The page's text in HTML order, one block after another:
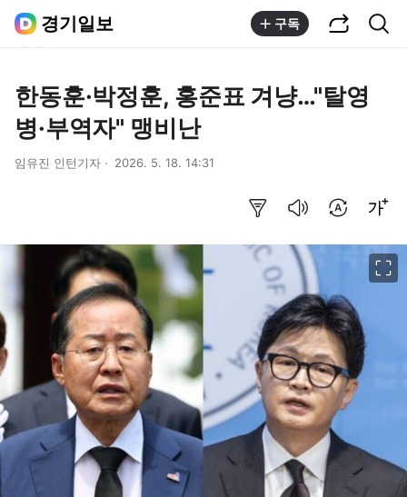
경기일보 구독
한동훈·박정훈, 홍준표 겨냥…"탈영
병·부역자" 맹비난
임유진 인턴기자 2026. 5. 18. 14:31